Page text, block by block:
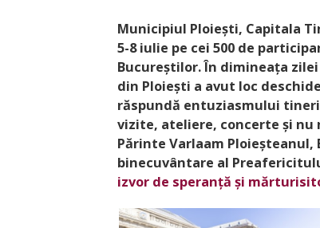
Municipiul Ploiești, Capitala
5-8 iulie pe cei 500 de
Bucu­reștilor. În dimineața
din Ploiești a avut loc
răspundă entuziasmului
vizite, ateliere, concerte și
Părinte Varlaam
binecuvântare al
izvor de speranță și